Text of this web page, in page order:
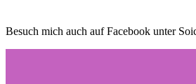
Besuch mich auch auf Facebook unter